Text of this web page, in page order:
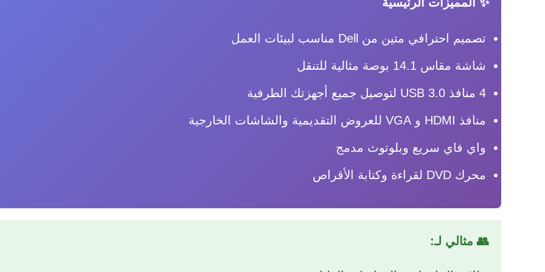
تصميم احترافي متين من Dell مناسب لبيئات العمل
شاشة مقاس 14.1 بوصة مثالية للتنقل
4 منافذ USB 3.0 لتوصيل جميع أجهزتك الطرفية
منافذ HDMI و VGA للعروض التقديمية والشاشات الخارجية
واي فاي سريع وبلوتوث مدمج
محرك DVD لقراءة وكتابة الأقراص
👥 مثالي لـ: